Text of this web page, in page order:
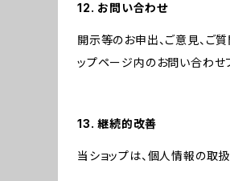
12. お問い合わせ
開示等のお申出、ご意見、ご
ップページ内のお問い合わせ
13. 継続的改善
当ショップは、個人情報の取